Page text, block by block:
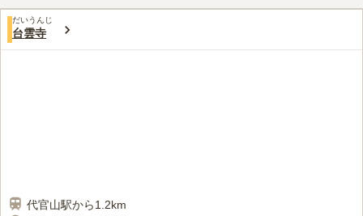
だいうんじ
台雲寺
代官山駅から1.2km